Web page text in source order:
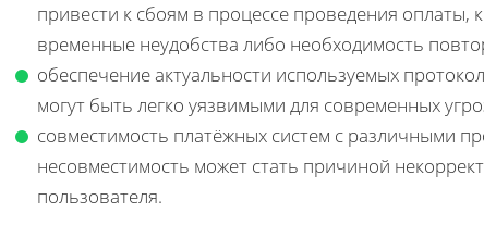
привести к сбоям в процессе проведения
временные неудобства либо необходимость
обеспечение актуальности используемых
могут быть легко уязвимыми для современных
совместимость платёжных систем с различными
несовместимость может стать причиной
пользователя.